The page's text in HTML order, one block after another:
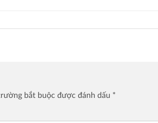
bắt buộc được đánh dấu *